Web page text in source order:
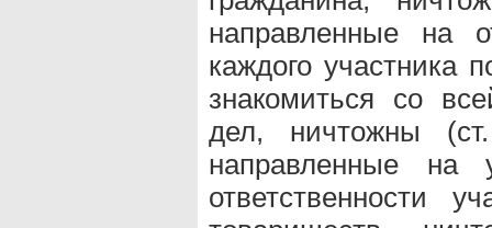
направленные на
каждого участника
знакомиться со
дел, ничтожны
направленные на
ответственности